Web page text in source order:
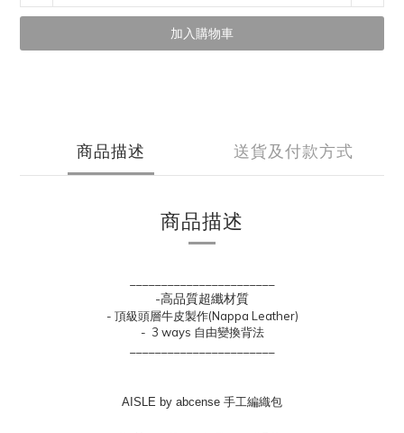
加入購物車
商品描述 送貨及付款方式
商品描述
-高品質超纖材質
- 頂級頭層牛皮製作(Nappa Leather)
- 3 ways 自由變換背法
AISLE by abcense 手工編織包